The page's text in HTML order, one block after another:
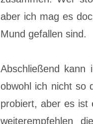
aber ich mag es
Mund gefallen sind.
Abschließend
obwohl ich nicht so
probiert, aber es ist
weiterempfehlen